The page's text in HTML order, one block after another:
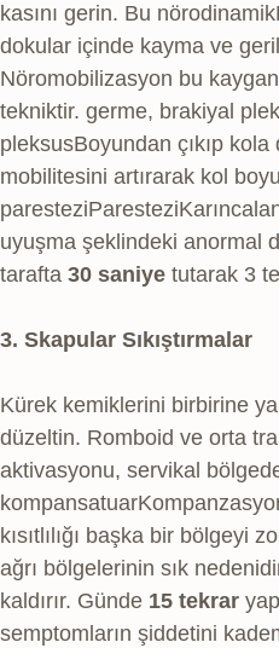
kasını gerin. Bu nörodinamik
dokular içinde kayma ve
Nöromobilizasyon bu
tekniktir. germe, brakiyal
pleksusBoyundan çıkıp kola
mobilitesini artırarak kol
paresteziParestezi
uyuşma şeklindeki anormal
tarafta 30 saniye tutarak 3
3. Skapular Sıkıştırmalar
Kürek kemiklerini birbirine
düzeltin. Romboid ve orta
aktivasyonu, servikal
kompansatuar
kısıtlılığı başka bir bölgeyi
ağrı bölgelerinin sık
kaldırır. Günde 15 tekrar
semptomların şiddetini